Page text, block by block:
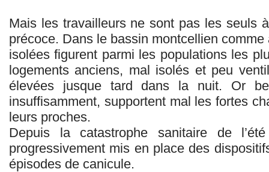
Mais les travailleurs ne sont pas les seuls
précoce. Dans le bassin montcellien
isolées figurent parmi les populations les
logements anciens, mal isolés et peu
élevées jusque tard dans la nuit. Or
insuffisamment, supportent mal les fortes
leurs proches.
Depuis la catastrophe sanitaire de
progressivement mis en place des
épisodes de canicule.